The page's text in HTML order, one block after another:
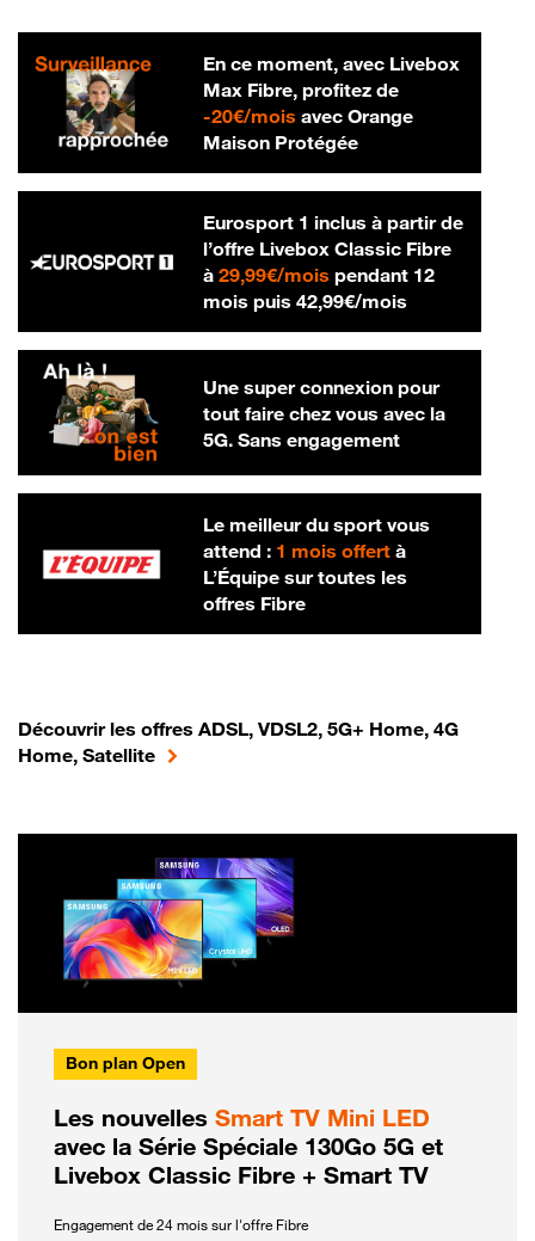
En ce moment, avec Livebox
Max Fibre, profitez de
-20€/mois20 € par mois
avec Orange
Maison Protégée
Eurosport 1 inclus à partir de
l’offre Livebox Classic Fibre
à 29,99€/mois29,99 € par mois
pendant 12
mois puis 42,99€/mois42,99 € par
Une super connexion pour
tout faire chez vous avec la
5G. Sans engagement
Le meilleur du sport vous
attend : 1 mois offertà
L’Équipe sur toutes les
offres Fibre
Découvrir les offres ADSL, VDSL2, 5G+ Home, 4G
Home, Satellite
Bon plan Open
Les nouvelles Smart TV Mini LED
avec la Série Spéciale 130Go 5G et
Livebox Classic Fibre + Smart TV
Engagement de 24 mois sur l'offre Fibre